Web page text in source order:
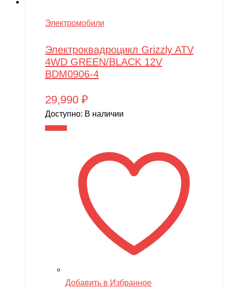
Электромобили
Электроквадроцикл Grizzly ATV
4WD GREEN/BLACK 12V
BDM0906-4
29,990 ₽
Доступно: В наличии
Добавить в Избранное